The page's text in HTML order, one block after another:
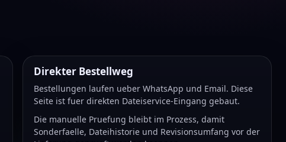
Direkter Bestellweg
Bestellungen laufen ueber WhatsApp und Email. Diese
Seite ist fuer direkten Dateiservice-Eingang gebaut.
Die manuelle Pruefung bleibt im Prozess, damit
Sonderfaelle, Dateihistorie und Revisionsumfang vor der